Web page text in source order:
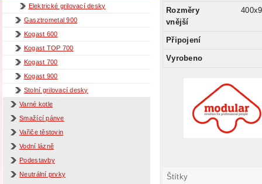
Elektrické grilovací desky
Gasztrometal 900
Kogast 600
Kogast TOP 700
Kogast 700
Kogast 900
Stolní grilovací desky
Varné kotle
Smažící pánve
Vařiče těstovin
Vodní lázně
Podestavby
Neutrální prvky
Rozměry
vnější
Připojení
Vyrobeno
Štítky